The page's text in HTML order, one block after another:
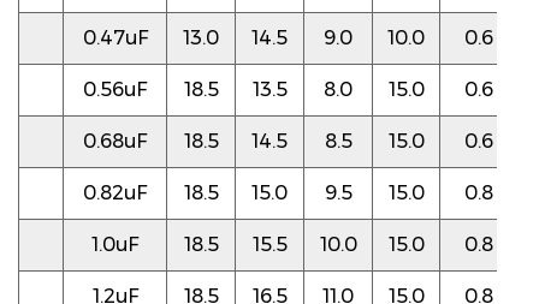
0.47uF 13.0 14.5 9.0 10.0 0.6
0.56uF 18.5 13.5 8.0 15.0 0.6
0.68uF 18.5 14.5 8.5 15.0 0.6
0.82uF 18.5 15.0 9.5 15.0 0.8
1.0uF 18.5 15.5 10.0 15.0 0.8
1.2uF 18.5 16.5 11.0 15.0 0.8